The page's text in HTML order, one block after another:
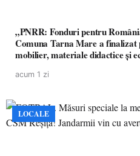
„PNRR: Fonduri pentru
Comuna Tarna Mare a finalizat
mobilier, materiale didactice și
acum 1 zi
LOCALE